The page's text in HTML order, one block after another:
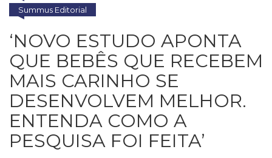
Comportamento
(418)
(232)
Corpo
Movimento
(226)
Interior
(222)
Criatividade
Summus Editorial
‘NOVO ESTUDO APONTA
QUE BEBÊS QUE RECEBEM
MAIS CARINHO SE
DESENVOLVEM MELHOR.
ENTENDA COMO A
PESQUISA FOI FEITA’